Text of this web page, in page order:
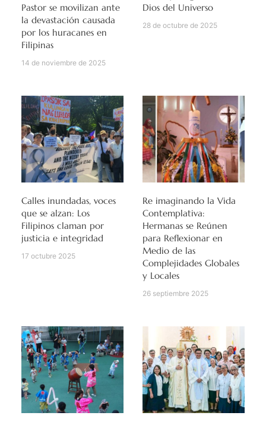
Pastor se movilizan ante
la devastación causada
por los huracanes en
Filipinas
14 de noviembre de 2025
Dios del Universo
28 de octubre de 2025
Calles inundadas, voces
que se alzan: Los
Filipinos claman por
justicia e integridad
17 octubre 2025
Re imaginando la Vida
Contemplativa:
Hermanas se Reúnen
para Reflexionar en
Medio de las
Complejidades Globales
y Locales
26 septiembre 2025